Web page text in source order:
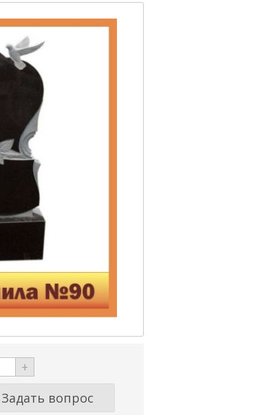
+
Задать вопрос